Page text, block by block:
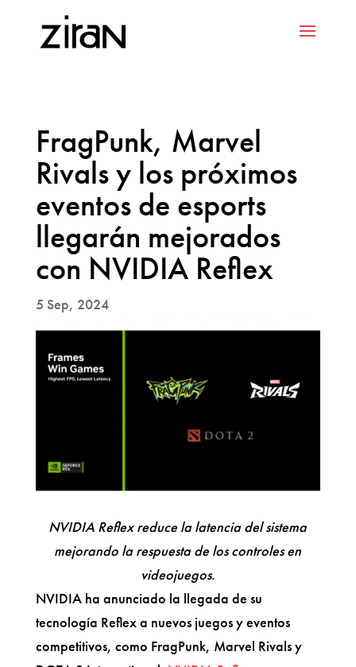
FragPunk, Marvel
Rivals y los próximos
eventos de esports
llegarán mejorados
con NVIDIA Reflex
5 Sep, 2024
NVIDIA Reflex reduce la latencia del sistema
mejorando la respuesta de los controles en
videojuegos.
NVIDIA ha anunciado la llegada de su
tecnología Reflex a nuevos juegos y eventos
competitivos, como FragPunk, Marvel Rivals y